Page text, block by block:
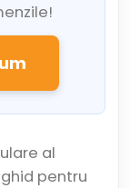
al
pentru